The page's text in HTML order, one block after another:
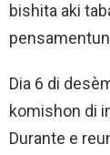
bishita aki
Dia 6 di
komishon di
Durante e